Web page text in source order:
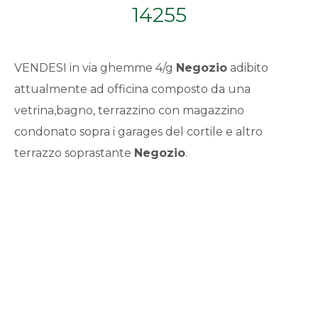
14255
VENDESI in via ghemme 4/g Negozio adibito
attualmente ad officina composto da una
vetrina,bagno, terrazzino con magazzino
condonato sopra i garages del cortile e altro
terrazzo soprastante Negozio.